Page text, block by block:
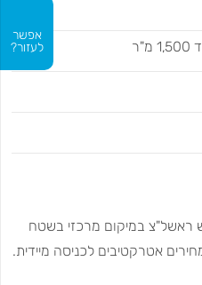
אפשר
לעזור?
ראשל"צ במיקום מרכזי בשטח